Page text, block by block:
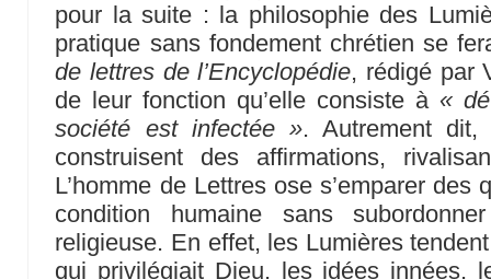
pour la suite : la philosophie des
pratique sans fondement chrétien se
de lettres de l’Encyclopédie, rédigé par
de leur fonction qu’elle consiste à «
société est infectée ». Autrement dit,
construisent des affirmations,
L’homme de Lettres ose s’emparer
condition humaine sans
religieuse. En effet, les Lumières
qui privilégiait Dieu, les idées innées,